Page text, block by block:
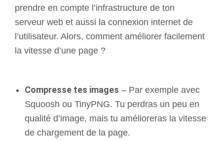
prendre en compte l’infrastructure de ton
serveur web et aussi la connexion internet de
l’utilisateur. Alors, comment améliorer facilement
la vitesse d’une page ?
Compresse tes images – Par exemple avec
Squoosh ou TinyPNG. Tu perdras un peu en
qualité d’image, mais tu amélioreras la vitesse
de chargement de la page.